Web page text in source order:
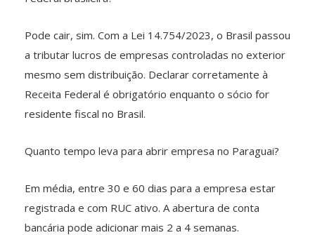
Pode cair, sim. Com a Lei 14.754/2023, o Brasil passou
a tributar lucros de empresas controladas no exterior
mesmo sem distribuição. Declarar corretamente à
Receita Federal é obrigatório enquanto o sócio for
residente fiscal no Brasil.
Quanto tempo leva para abrir empresa no Paraguai?
Em média, entre 30 e 60 dias para a empresa estar
registrada e com RUC ativo. A abertura de conta
bancária pode adicionar mais 2 a 4 semanas.